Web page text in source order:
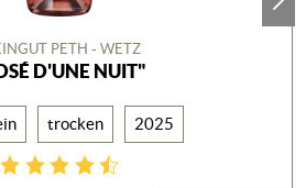
PETH - WETZ
D'UNE NUIT"
trocken 2025